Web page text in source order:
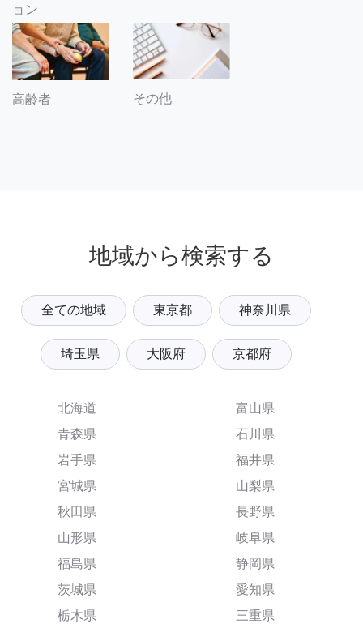
ョン
高齢者 その他
地域から検索する
全ての地域 東京都 神奈川県
埼玉県 大阪府 京都府
北海道
青森県
岩手県
宮城県
秋田県
山形県
福島県
茨城県
栃木県
富山県
石川県
福井県
山梨県
長野県
岐阜県
静岡県
愛知県
三重県